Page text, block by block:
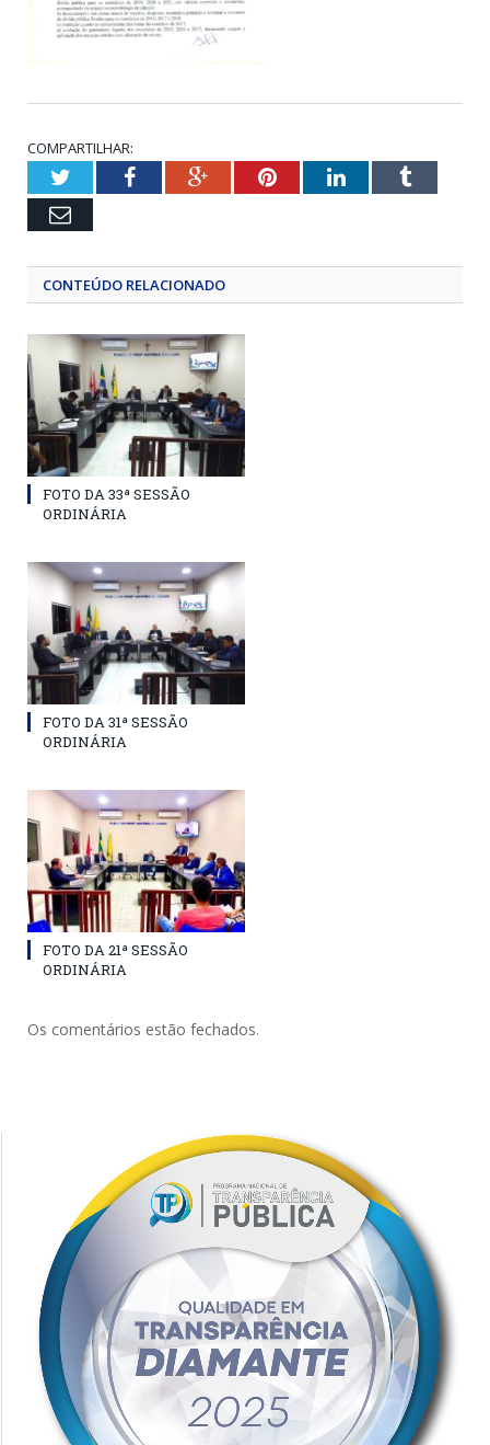
COMPARTILHAR:
TwitterFacebookGoogle+PinterestLinkedInTumblr
Email
CONTEÚDO RELACIONADO
FOTO DA 33ª SESSÃO
ORDINÁRIA
FOTO DA 31ª SESSÃO
ORDINÁRIA
FOTO DA 21ª SESSÃO
ORDINÁRIA
Os comentários estão fechados.